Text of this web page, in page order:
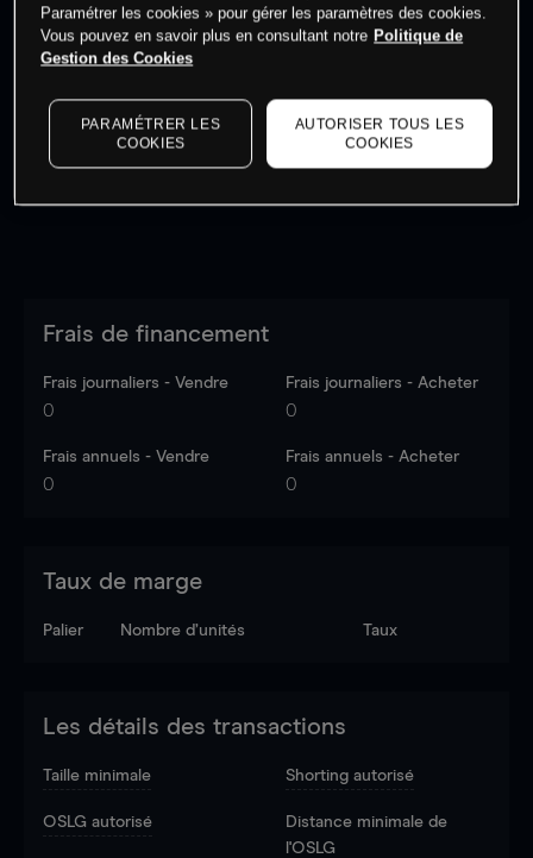
Les prix sont indicatifs.
dernières données du marché.Log into see latest
market data
Frais de financement
Frais journaliers - Vendre
0
Frais journaliers - Acheter
0
Frais annuels - Vendre
0
Frais annuels - Acheter
0
Taux de marge
Palier Nombre d’unités Taux
Les détails des transactions
Taille minimale Shorting autorisé
OSLG autorisé
Distance minimale de
l'OSLG
Paramétrer les cookies » pour gérer les paramètres des cookies.
Vous pouvez en savoir plus en consultant notre Politique de
Gestion des Cookies
PARAMÉTRER LES
COOKIES
AUTORISER TOUS LES
COOKIES